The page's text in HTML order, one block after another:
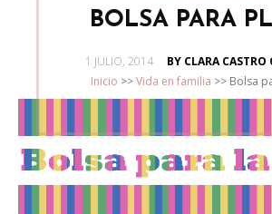
BOLSA PARA
POSTED
ON
1 JULIO, 2014
BY CLARA CASTRO
Inicio >>Vida en familia >> Bolsa